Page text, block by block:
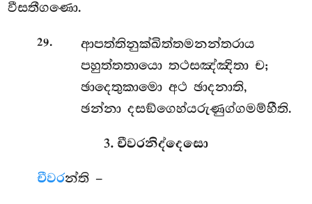
වීසතීගණො.
29.
ආපත්තිනුක්ඛිත්තමනන්තරාය
පහුත්තතායො තථසඤ්ඤිතා ච;
ඡාදෙතුකාමො අථ ඡාදනාති,
ඡන්නා දසඞ්ගෙහ්යරුණුග්ගමම්හීති.
3. චීවරනිද්දෙසො
චීවරන්ති –